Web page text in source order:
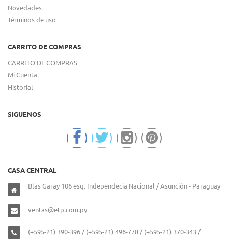
Novedades
Términos de uso
CARRITO DE COMPRAS
CARRITO DE COMPRAS
Mi Cuenta
Historial
SIGUENOS
CASA CENTRAL
Blas Garay 106 esq. Independecia Nacional / Asunción - Paraguay
ventas@etp.com.py
(+595-21) 390-396 / (+595-21) 496-778 / (+595-21) 370-343 /